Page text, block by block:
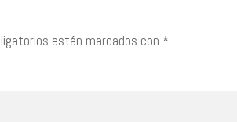
están marcados con *